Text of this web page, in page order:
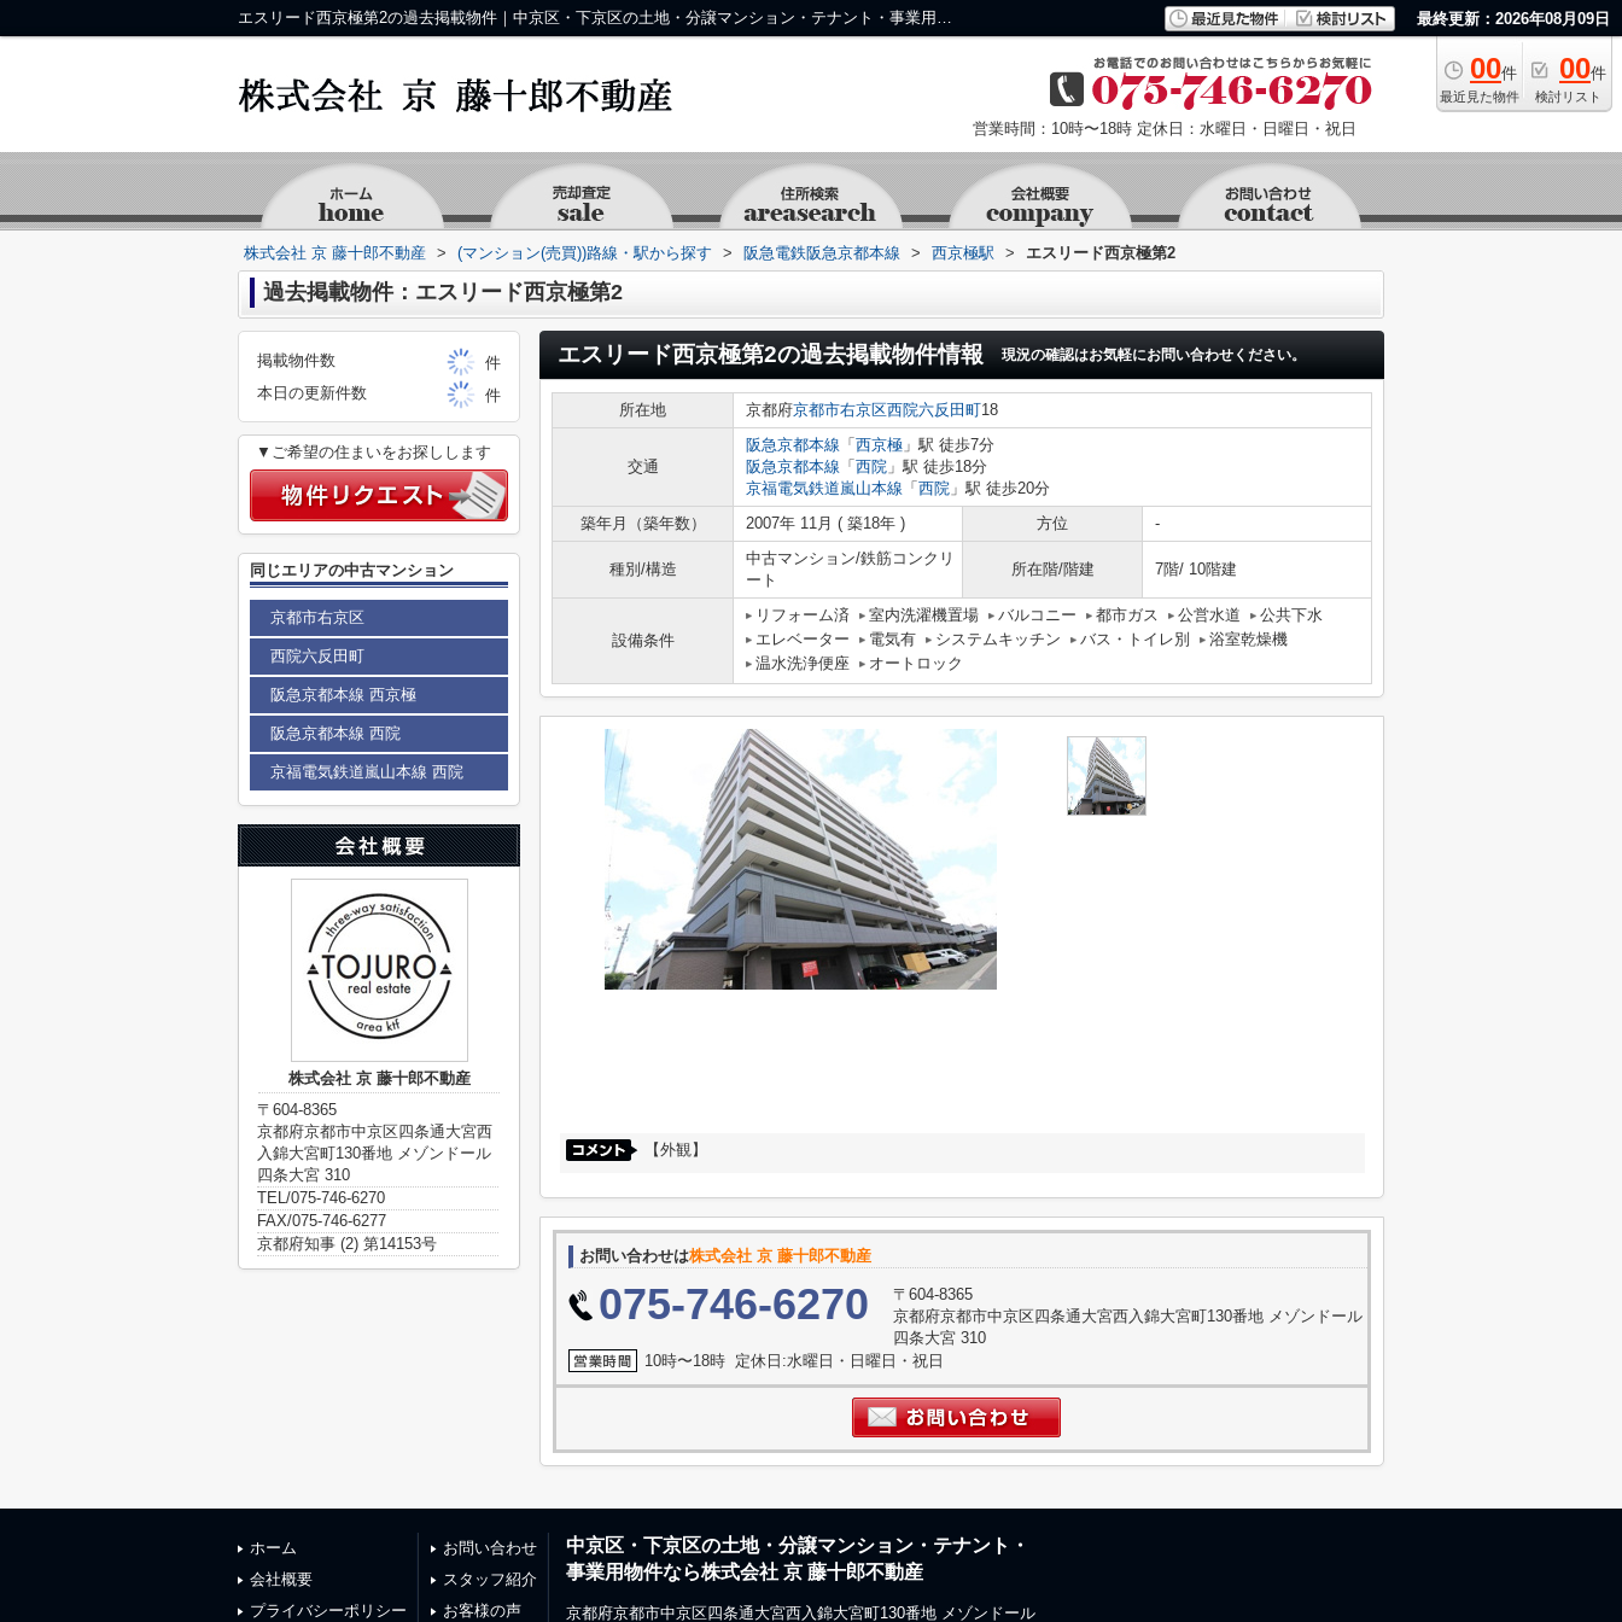
エスリード西京極第2の過去掲載物件｜中京区・下京区の土地・分譲マンション・テナント・事業用物件なら株式会社 京 藤十郎不動産 最終更新：2026年08月09日
00件
最近見た物件
00件
検討リスト
営業時間：10時〜18時 定休日：水曜日・日曜日・祝日
株式会社 京 藤十郎不動産 > (マンション(売買))路線・駅から探す > 阪急電鉄阪急京都本線 > 西京極駅 > エスリード西京極第2
過去掲載物件：エスリード西京極第2
エスリード西京極第2の過去掲載物件情報 現況の確認はお気軽にお問い合わせください。
所在地 京都府京都市右京区西院六反田町18
交通
阪急京都本線 「 西京極 」駅 徒歩7分
阪急京都本線 「 西院 」駅 徒歩18分
京福電気鉄道嵐山本線 「 西院 」駅 徒歩20分
築年月（築年数）
2007年 11月 ( 築18年 ) 方位 -
種別/構造
中古マンション/鉄筋コンクリ
ート
所在階/階建 7階/ 10階建
設備条件
リフォーム済 室内洗濯機置場 バルコニー 都市ガス 公営水道
公共下水
エレベーター
電気有 システムキッチン バス・トイレ別
浴室乾燥機
温水洗浄便座
オートロック
【外観】
お問い合わせは株式会社 京 藤十郎不動産
075-746-6270
〒604-8365
京都府京都市中京区四条通大宮西入錦大宮町130番地 メゾンドール
四条大宮 310
10時〜18時 定休日:水曜日・日曜日・祝日
掲載物件数
件
本日の更新件数
件
▼ご希望の住まいをお探しします
同じエリアの中古マンション
京都市右京区
西院六反田町
阪急京都本線 西京極
阪急京都本線 西院
京福電気鉄道嵐山本線 西院
株式会社 京 藤十郎不動産
〒604-8365
京都府京都市中京区四条通大宮西
入錦大宮町130番地 メゾンドール
四条大宮 310
TEL/075-746-6270
FAX/075-746-6277
京都府知事 (2) 第14153号
ホーム
会社概要
プライバシーポリシー
お問い合わせ
スタッフ紹介
お客様の声
中京区・下京区の土地・分譲マンション・テナント・
事業用物件なら株式会社 京 藤十郎不動産
京都府京都市中京区四条通大宮西入錦大宮町130番地 メゾンドール